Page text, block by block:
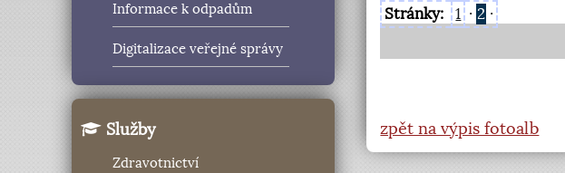
Informace k odpadům
Digitalizace veřejné správy
Služby
Zdravotnictví
Stránky: 1 · 2 ·
zpět na výpis fotoalb